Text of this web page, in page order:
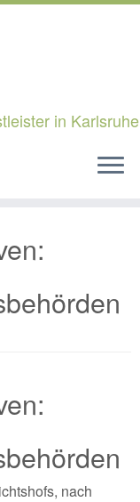
in Karlsruhe
nach